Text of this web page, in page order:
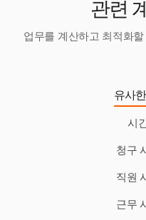
관련
업무를 계산하고 최적화
유사
시
청구
직원
근무